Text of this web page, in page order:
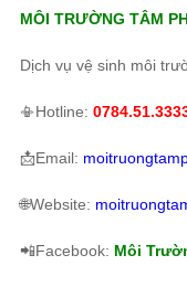
MÔI TRƯỜNG TÂM
Dịch vụ vệ sinh môi
📳Hotline:
📩Email:
🌐Website:
📲Facebook: Môi